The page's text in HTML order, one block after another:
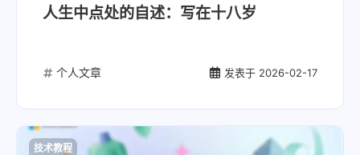
人生中点处的自述：写在十八岁
发表于 2026-02-17
个人文章
技术教程